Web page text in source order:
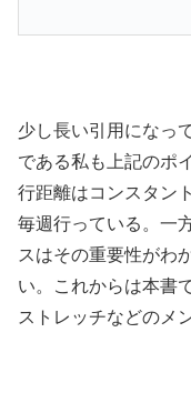
少し長い引用になっ
である私も上記のポ
行距離はコンスタン
毎週行っている。一
スはその重要性がわ
い。これからは本書
ストレッチなどのメ